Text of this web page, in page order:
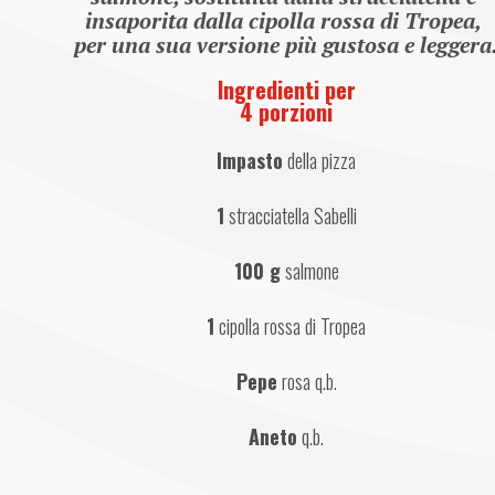
insaporita dalla cipolla rossa di Tropea,
per una sua versione più gustosa e
Ingredienti per
4 porzioni
Impasto della pizza
1 stracciatella Sabelli
100 g salmone
1 cipolla rossa di Tropea
Pepe rosa q.b.
Aneto q.b.